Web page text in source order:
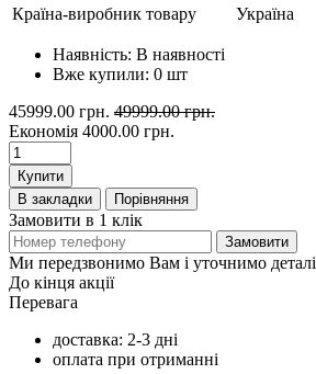
Країна-виробник товару
Україна
Наявність: В наявності
Вже купили: 0 шт
45999.00 грн. 49999.00 грн.
Економія 4000.00 грн.
Купити
В закладки
Порівняння
Замовити в 1 клік
Замовити
Ми передзвонимо Вам і уточнимо деталі
До кінця акції
Перевага
доставка: 2-3 дні
оплата при отриманні